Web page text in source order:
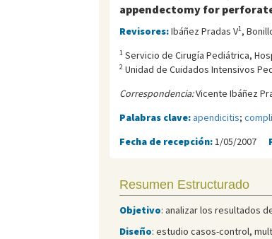
appendectomy for
Revisores:Ibáñez Pradas V1,
1Servicio de Cirugí­a Pediátrica,
2Unidad de Cuidados Intensivos
Correspondencia:Vicente Ibáñez
Palabras clave:apendicitis;
Fecha de recepción:1/05/2007
Resumen Estructurado
Objetivo: analizar los resultados
Diseño: estudio casos-control,